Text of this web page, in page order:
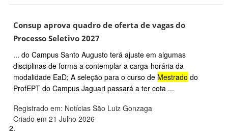
Consup aprova quadro de oferta de vagas do
Processo Seletivo 2027
... do Campus Santo Augusto terá ajuste em algumas
disciplinas de forma a contemplar a carga-horária da
modalidade EaD; A seleção para o curso de Mestrado do
ProfEPT do Campus Jaguari passará a ter cota ...
Registrado em: Notícias São Luiz Gonzaga
Criado em 21 Julho 2026
2.